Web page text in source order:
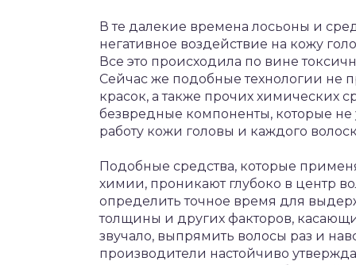
В те далекие времена лосьоны и
негативное воздействие на кожу
Все это происходила по вине
Сейчас же подобные технологии не
красок, а также прочих химических
безвредные компоненты, которые
работу кожи головы и каждого
Подобные средства, которые
химии, проникают глубоко в центр
определить точное время для
толщины и других факторов,
звучало, выпрямить волосы раз и
производители настойчиво